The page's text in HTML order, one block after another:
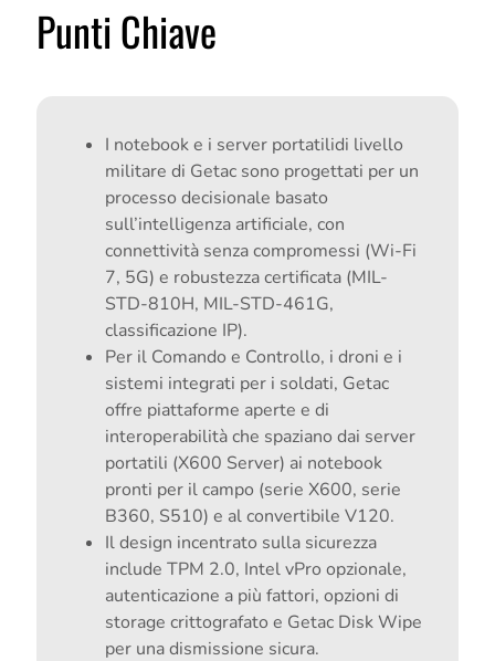
Punti Chiave
I notebook e i server portatilidi livello
militare di Getac sono progettati per un
processo decisionale basato
sull’intelligenza artificiale, con
connettività senza compromessi (Wi-Fi
7, 5G) e robustezza certificata (MIL-
STD-810H, MIL-STD-461G,
classificazione IP).
Per il Comando e Controllo, i droni e i
sistemi integrati per i soldati, Getac
offre piattaforme aperte e di
interoperabilità che spaziano dai server
portatili (X600 Server) ai notebook
pronti per il campo (serie X600, serie
B360, S510) e al convertibile V120.
Il design incentrato sulla sicurezza
include TPM 2.0, Intel vPro opzionale,
autenticazione a più fattori, opzioni di
storage crittografato e Getac Disk Wipe
per una dismissione sicura.